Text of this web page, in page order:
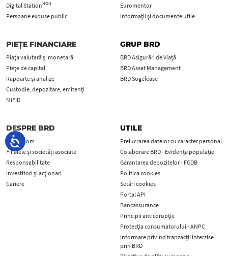
Digital StationNOU
Persoane expuse public
Euromentor
Informații și documente utile
PIEȚE FINANCIARE
Piața valutară și monetară
Piețe de capital
Rapoarte și analize
Custodie, depozitare, emitenți
MiFID
GRUP BRD
BRD Asigurări de Viață
BRD Asset Management
BRD Sogelease
DESPRE BRD
Newsroom
Filialele și societăți asociate
Responsabilitate
Investitori și acționari
Cariere
UTILE
Prelucrarea datelor cu caracter personal
Colaborare BRD - Evidența populației
Garantarea depozitelor - FGDB
Politica cookies
Setări cookies
Portal API
Bancassurance
Principii anticorupţie
Protecţia consumatorului - ANPC
Informare privind tranzacții interzise
prin BRD